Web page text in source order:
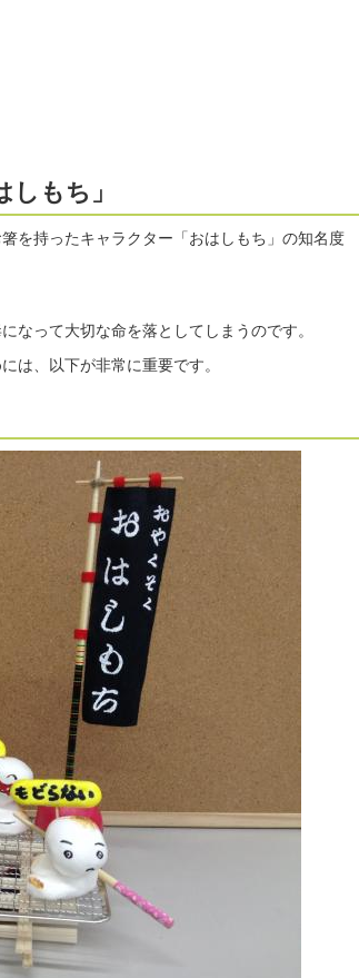
もち」
を持ったキャラクター「おはしもち」の知名度
なって大切な命を落としてしまうのです。
は、以下が非常に重要です。